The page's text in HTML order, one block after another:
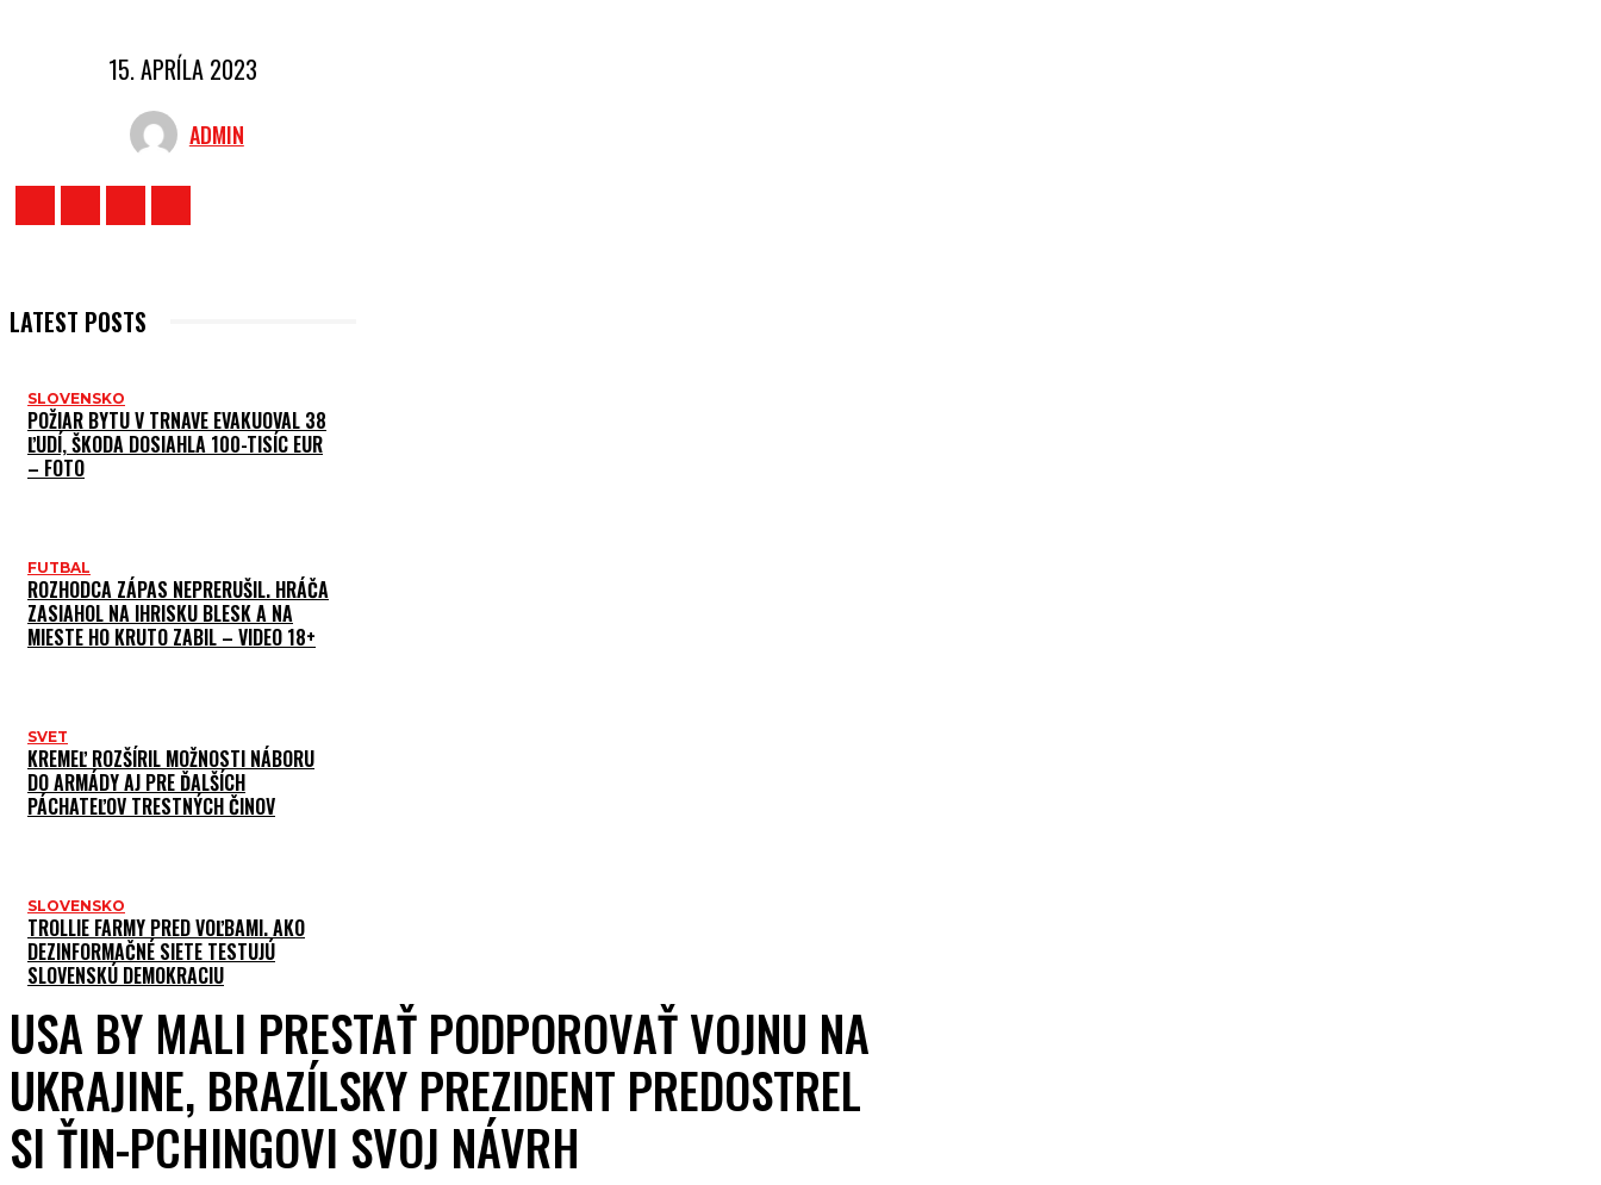
15. APRÍLA 2023
ADMIN
LATEST POSTS
SLOVENSKO
POŽIAR BYTU V TRNAVE EVAKUOVAL 38
ĽUDÍ, ŠKODA DOSIAHLA 100-TISÍC EUR
– FOTO
FUTBAL
ROZHODCA ZÁPAS NEPRERUŠIL. HRÁČA
ZASIAHOL NA IHRISKU BLESK A NA
MIESTE HO KRUTO ZABIL – VIDEO 18+
SVET
KREMEĽ ROZŠÍRIL MOŽNOSTI NÁBORU
DO ARMÁDY AJ PRE ĎALŠÍCH
PÁCHATEĽOV TRESTNÝCH ČINOV
SLOVENSKO
TROLLIE FARMY PRED VOĽBAMI. AKO
DEZINFORMAČNÉ SIETE TESTUJÚ
SLOVENSKÚ DEMOKRACIU
USA BY MALI PRESTAŤ PODPOROVAŤ VOJNU NA
UKRAJINE, BRAZÍLSKY PREZIDENT PREDOSTREL
SI ŤIN-PCHINGOVI SVOJ NÁVRH